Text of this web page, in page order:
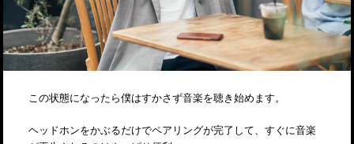
この状態になったら僕はすかさず音楽を聴き始めます。
ヘッドホンをかぶるだけでペアリングが完了して、すぐに音楽